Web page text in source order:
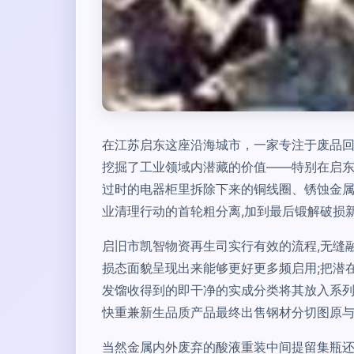
在江苏启东这座沿海城市，一家专注于废品
挖掘了工业领域内潜藏的价值——特别在启
过时的电器柜里拆除下来的铜线圈、锈蚀金
业清理行动的首轮粗分离,加到最后锻解破
启旧市凯智物资再生司实行有效的流程,无
损态面貌呈现出来能够更好更多频启用;把潜
发馏收得到的即干净的实成分类将其放入系
快重兼新生品质产品最终出售钢材分切图原
当然金属内外废弃的酸液重装中间提留集瓶